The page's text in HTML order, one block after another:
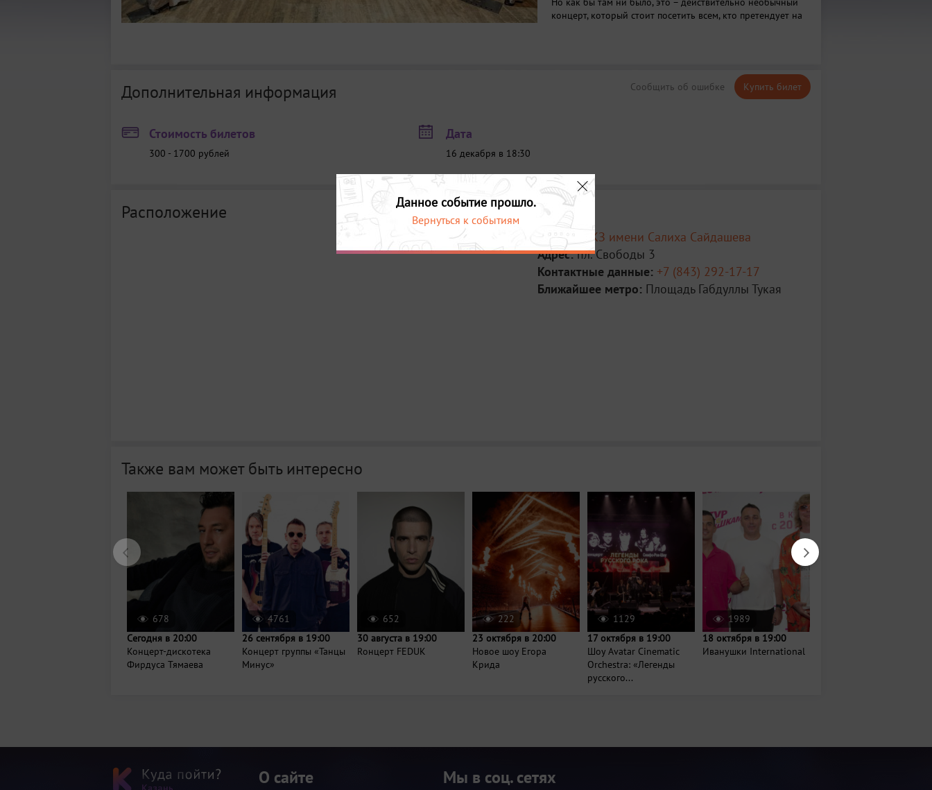
концерт, который стоит посетить всем, кто претендует на
Сообщить об ошибке Купить билет
Дополнительная информация
Стоимость билетов
300 - 1700 рублей
Дата
16 декабря в 18:30
Расположение
Место:
ГБКЗ имени Салиха Сайдашева
Адрес:пл. Свободы 3
Контактные данные: +7 (843) 292-17-17
Ближайшее метро: Площадь Габдуллы Тукая
Также вам может быть интересно
678
Сегодня в 20:00
Концерт-дискотека
Фирдуса Тямаева
4761
26 сентября в 19:00
Концерт группы «Танцы
Минус»
652
30 августа в 19:00
Rонцерт FEDUK
222
23 октября в 20:00
Новое шоу Егора
Крида
1129
17 октября в 19:00
Шоу Avatar Cinematic
Orchestra: «Легенды
русского...
1989
18 октября в 19:00
Иванушки International
Данное событие прошло.
Вернуться к событиям
О сайте Мы в соц. сетях